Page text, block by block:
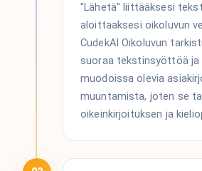
"Lähetä" liittääksesi
aloittaaksesi oikoluvun
CudekAI Oikoluvun
suoraa tekstinsyöttöä ja
muodoissa olevia
muuntamista, joten se
oikeinkirjoituksen ja